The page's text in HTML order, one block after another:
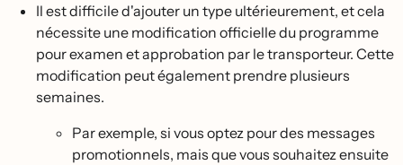
Il est difficile d'ajouter un type ultérieurement, et cela
nécessite une modification officielle du programme
pour examen et approbation par le transporteur. Cette
modification peut également prendre plusieurs
semaines.
Par exemple, si vous optez pour des messages
promotionnels, mais que vous souhaitez ensuite